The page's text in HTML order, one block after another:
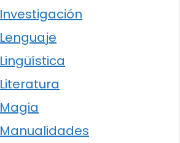
Investigación
Lenguaje
Lingüística
Literatura
Magia
Manualidades